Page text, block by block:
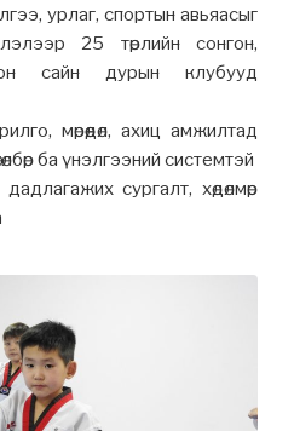
урлаг, спортын авьяасыг
25 төрлийн сонгон,
сайн дурын клубууд
мөрөөдөл, ахиц амжилтад
ба үнэлгээний системтэй
сургалт, хөдөлмөр